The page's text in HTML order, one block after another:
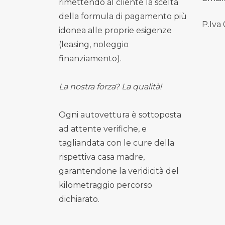
rimettendo al cliente la scelta
della formula di pagamento più
idonea alle proprie esigenze
(leasing, noleggio
finanziamento).
La nostra forza? La qualità!
Ogni autovettura è sottoposta
ad attente verifiche, e
tagliandata con le cure della
rispettiva casa madre,
garantendone la veridicità del
kilometraggio percorso
dichiarato.
P.Iva